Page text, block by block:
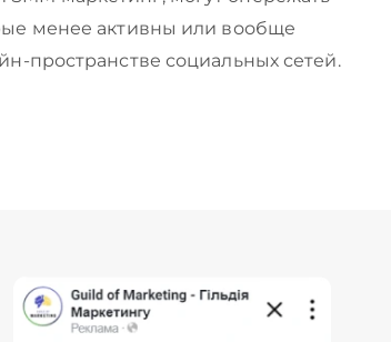
менее активны или вообще
пространстве социальных сетей.